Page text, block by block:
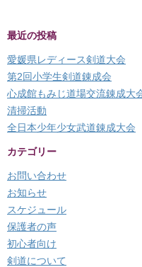
最近の投稿
愛媛県レディース剣道大会
第2回小学生剣道錬成会
心成館もみじ道場交流錬成大
清掃活動
全日本少年少女武道錬成大会
カテゴリー
お問い合わせ
お知らせ
スケジュール
保護者の声
初心者向け
剣道について